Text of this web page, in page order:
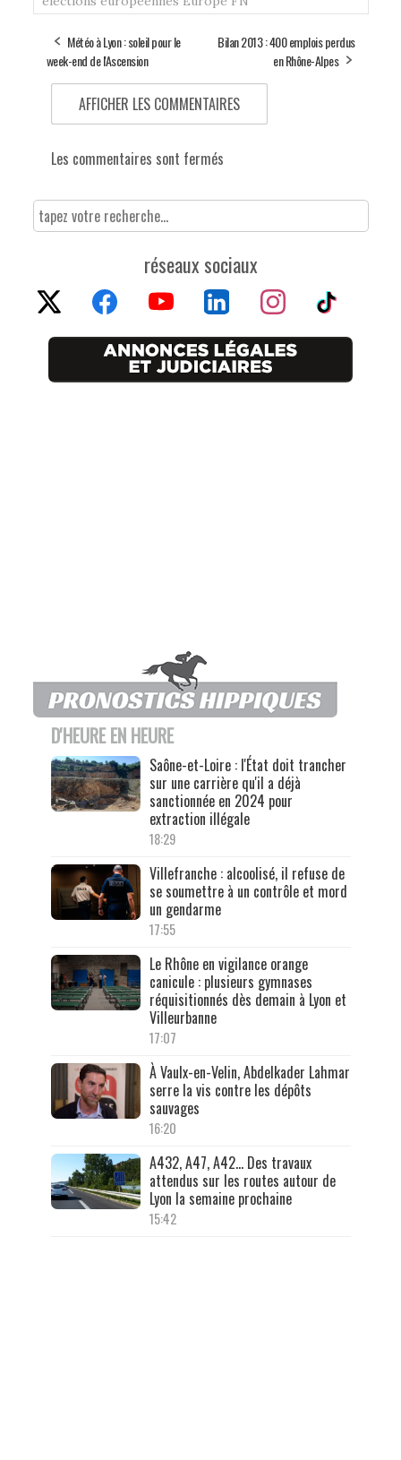
Météo à Lyon : soleil pour le
week-end de l'Ascension
Bilan 2013 : 400 emplois perdus
en Rhône-Alpes
AFFICHER LES COMMENTAIRES
Les commentaires sont fermés
réseaux sociaux
D'HEURE EN HEURE
Saône-et-Loire : l'État doit trancher
sur une carrière qu'il a déjà
sanctionnée en 2024 pour
extraction illégale
18:29
Villefranche : alcoolisé, il refuse de
se soumettre à un contrôle et mord
un gendarme
17:55
Le Rhône en vigilance orange
canicule : plusieurs gymnases
réquisitionnés dès demain à Lyon et
Villeurbanne
17:07
À Vaulx-en-Velin, Abdelkader Lahmar
serre la vis contre les dépôts
sauvages
16:20
A432, A47, A42… Des travaux
attendus sur les routes autour de
Lyon la semaine prochaine
15:42